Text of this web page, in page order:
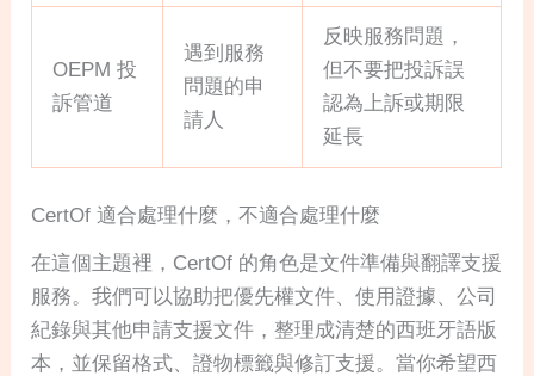
OEPM 投
訴管道
遇到服務
問題的申
請人
反映服務問題，
但不要把投訴誤
認為上訴或期限
延長
CertOf 適合處理什麼，不適合處理什麼
在這個主題裡，CertOf 的角色是文件準備與翻譯支援
服務。我們可以協助把優先權文件、使用證據、公司
紀錄與其他申請支援文件，整理成清楚的西班牙語版
本，並保留格式、證物標籤與修訂支援。當你希望西